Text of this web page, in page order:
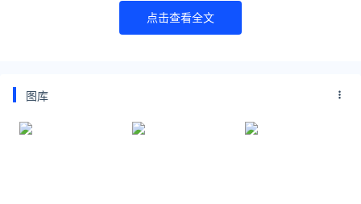
点击查看全文
图库